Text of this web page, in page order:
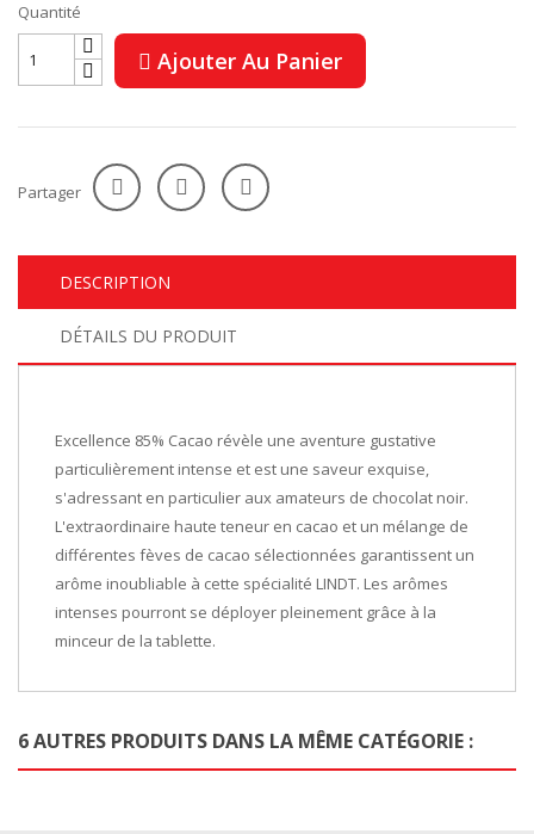
Quantité
Ajouter Au Panier
Partager
DESCRIPTION
DÉTAILS DU PRODUIT
Excellence 85% Cacao révèle une aventure gustative
particulièrement intense et est une saveur exquise,
s'adressant en particulier aux amateurs de chocolat noir.
L'extraordinaire haute teneur en cacao et un mélange de
différentes fèves de cacao sélectionnées garantissent un
arôme inoubliable à cette spécialité LINDT. Les arômes
intenses pourront se déployer pleinement grâce à la
minceur de la tablette.
6 AUTRES PRODUITS DANS LA MÊME CATÉGORIE :